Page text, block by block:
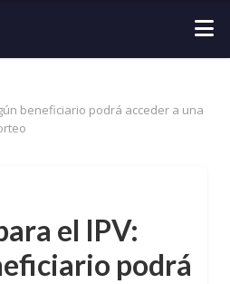
beneficiario podrá acceder a una
el IPV:
podrá